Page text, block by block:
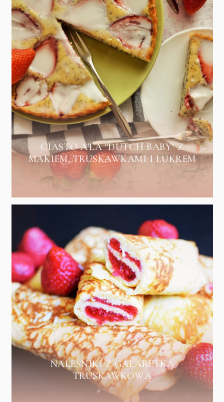
CIASTO A'LA "DUTCH BABY" Z
MAKIEM, TRUSKAWKAMI I LUKREM
NALEŚNIKI Z GALARETKĄ
TRUSKAWKOWĄ